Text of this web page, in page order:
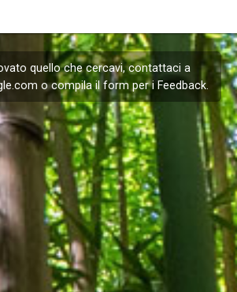
quello che cercavi, contattaci a
o compila il form per i Feedback